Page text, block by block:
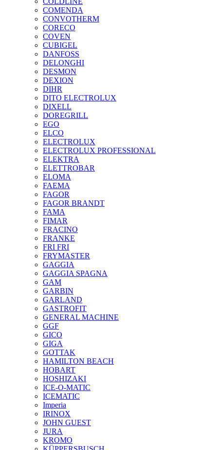
COMENDA
CONVOTHERM
CORECO
COVEN
CUBIGEL
DANFOSS
DELONGHI
DESMON
DEXION
DIHR
DITO ELECTROLUX
DIXELL
DOREGRILL
EGO
ELCO
ELECTROLUX
ELECTROLUX PROFESSIONAL
ELEKTRA
ELETTROBAR
ELOMA
FAEMA
FAGOR
FAGOR BRANDT
FAMA
FIMAR
FRACINO
FRANKE
FRI FRI
FRYMASTER
GAGGIA
GAGGIA SPAGNA
GAM
GARBIN
GARLAND
GASTROFIT
GENERAL MACHINE
GGF
GICO
GIGA
GOTTAK
HAMILTON BEACH
HOBART
HOSHIZAKI
ICE-O-MATIC
ICEMATIC
Imperia
IRINOX
JOHN GUEST
JURA
KROMO